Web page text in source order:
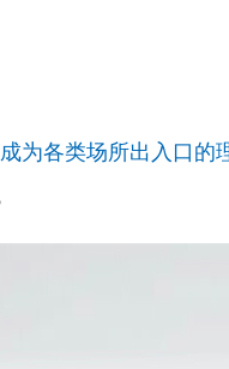
为各类场所出入口的